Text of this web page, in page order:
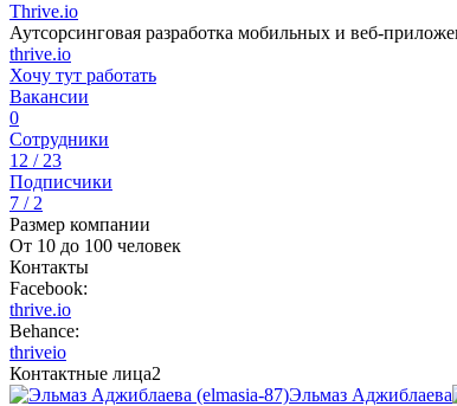
Thrive.io
Аутсорсинговая разработка мобильных и веб-
thrive.io
Хочу тут работать
Вакансии
0
Сотрудники
12 / 23
Подписчики
7 / 2
Размер компании
От 10 до 100 человек
Контакты
Facebook:
thrive.io
Behance:
thriveio
Контактные лица2
Эльмаз Аджиблаева